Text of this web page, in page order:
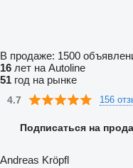
В продаже: 1500
16 лет на Autoline
51 год на рынке
4.7 156
Подписаться на
Andreas Kröpfl